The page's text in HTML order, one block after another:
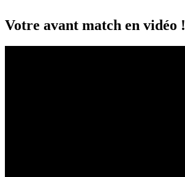
Votre avant match en vidéo !